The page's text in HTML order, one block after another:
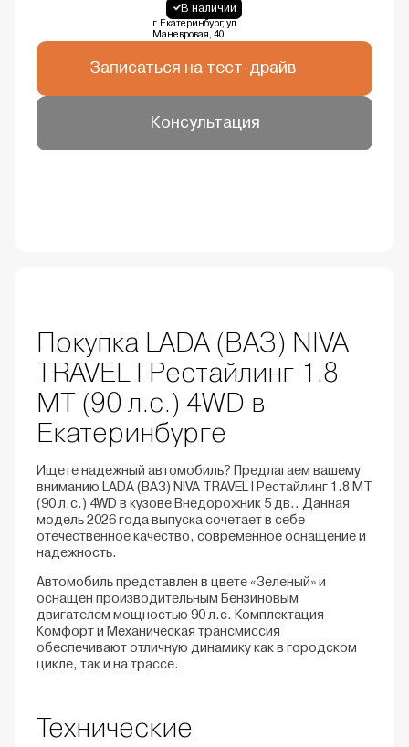
В наличии
г. Екатеринбург, ул.
Маневровая, 40
Записаться на тест-драйв
Консультация
Покупка LADA (ВАЗ) NIVA
TRAVEL I Рестайлинг 1.8
MT (90 л.с.) 4WD в
Екатеринбурге
Ищете надежный автомобиль? Предлагаем вашему
вниманию LADA (ВАЗ) NIVA TRAVEL I Рестайлинг 1.8 MT
(90 л.с.) 4WD в кузове Внедорожник 5 дв.. Данная
модель 2026 года выпуска сочетает в себе
отечественное качество, современное оснащение и
надежность.
Автомобиль представлен в цвете «Зеленый» и
оснащен производительным Бензиновым
двигателем мощностью 90 л.с. Комплектация
Комфорт и Механическая трансмиссия
обеспечивают отличную динамику как в городском
цикле, так и на трассе.
Технические